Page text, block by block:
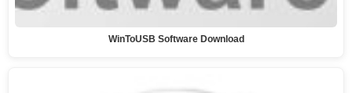
WinToUSB Software Download